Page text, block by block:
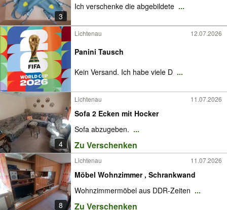
3
Ich verschenke die abgebildete ...
Lichtenau 12.07.2026
Panini Tausch
Kein Versand. Ich habe viele D ...
4
Lichtenau 11.07.2026
Sofa 2 Ecken mit Hocker
Sofa abzugeben. ...
Zu Verschenken
8
Lichtenau 11.07.2026
Möbel Wohnzimmer , Schrankwand
Wohnzimmermöbel aus DDR-Zeiten ...
Zu Verschenken